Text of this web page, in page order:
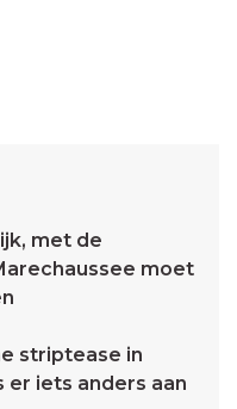
met de
moet
striptease in
er iets anders aan